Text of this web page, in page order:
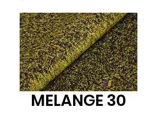
MELANGE 30